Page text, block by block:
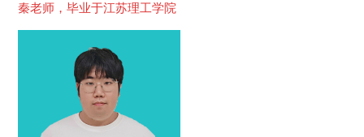
秦老师，毕业于江苏理工学院